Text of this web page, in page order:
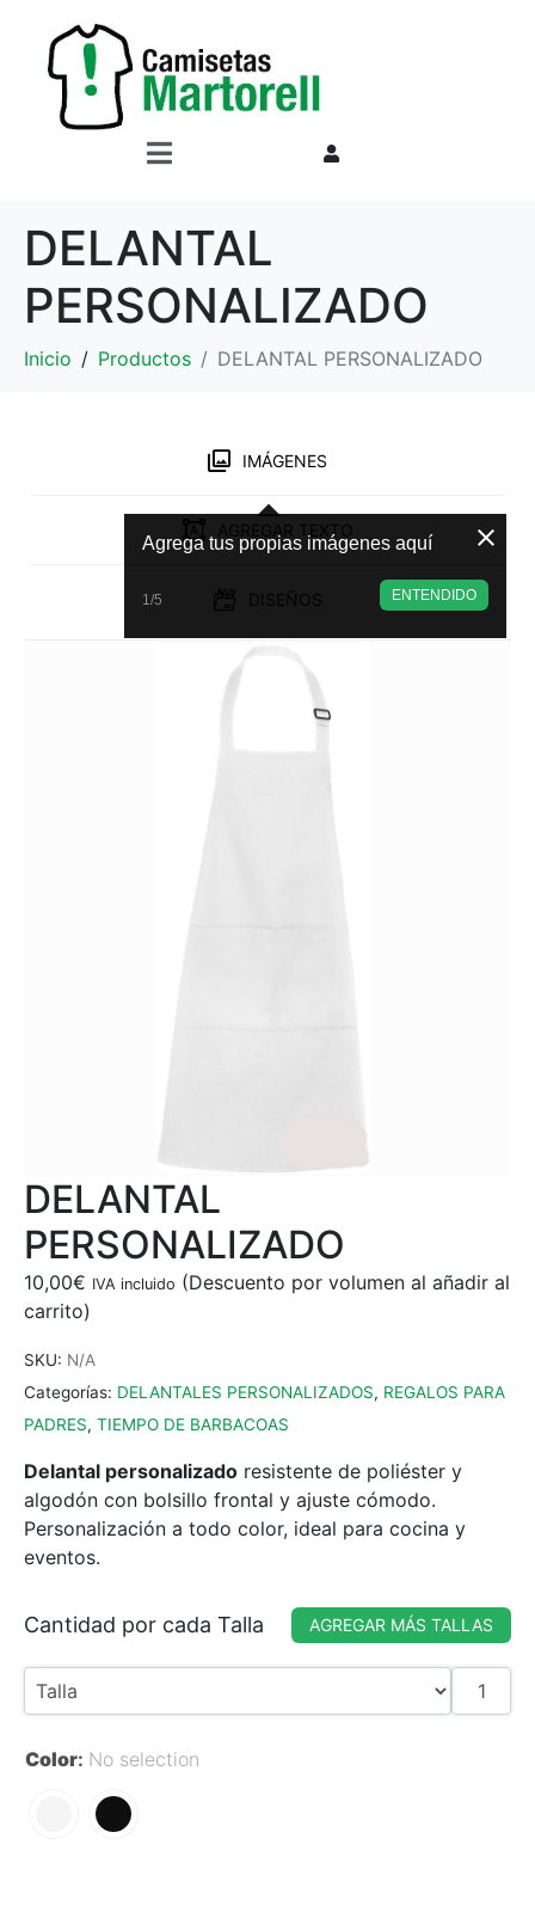
DELANTAL
PERSONALIZADO
Inicio Productos DELANTAL PERSONALIZADO
IMÁGENES
AGREGAR TEXTO
DISEÑOS
DELANTAL
PERSONALIZADO
10,00€ IVA incluido
SKU: N/A
Categorías: DELANTALES PERSONALIZADOS, REGALOS PARA
PADRES, TIEMPO DE BARBACOAS
Delantal personalizado resistente de poliéster y
algodón con bolsillo frontal y ajuste cómodo.
Personalización a todo color, ideal para cocina y
eventos.
Cantidad por cada Talla AGREGAR MÁS TALLAS
Color: No selection
Agrega tus propias imágenes aquí
ENTENDIDO
1/5